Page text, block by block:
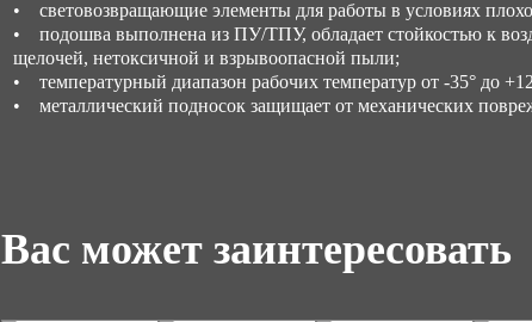
• световозвращающие элементы для работы в условиях
• подошва выполнена из ПУ/ТПУ, обладает стойкостью к
щелочей, нетоксичной и взрывоопасной пыли;
• температурный диапазон рабочих температур от -35° до
• металлический подносок защищает от механических
Вас может заинтересовать